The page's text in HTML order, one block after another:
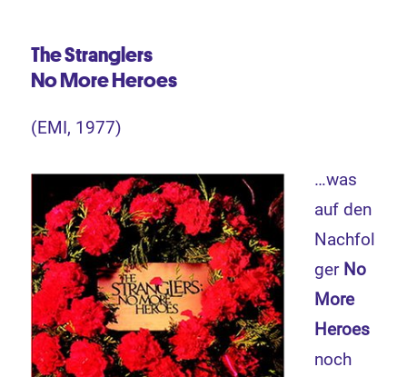
The Stranglers
No More Heroes
(EMI, 1977)
…was
auf den
Nachfol
ger No
More
Heroes
noch